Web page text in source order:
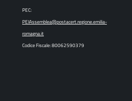
PEC:
PEIAssemblea@postacert.regione.emilia-
romagna.it
Codice Fiscale: 80062590379